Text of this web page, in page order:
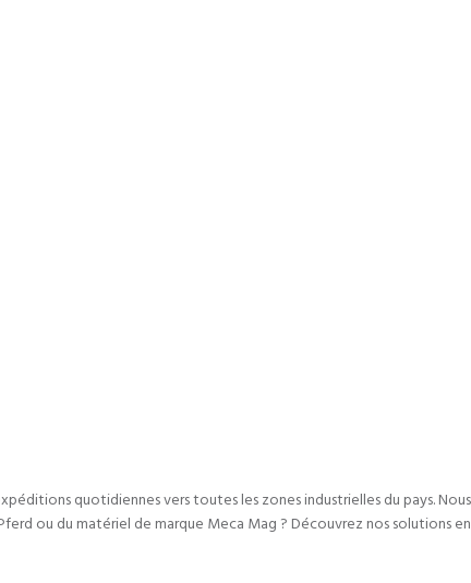
quotidiennes vers toutes les zones industrielles du pays. Nous
ou du matériel de marque Meca Mag ? Découvrez nos solutions en